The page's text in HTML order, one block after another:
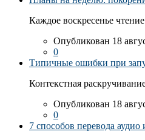
Каждое воскресенье
Опубликован 18
0
Типичные ошибки при
Контекстная
Опубликован 18
0
7 способов перевода аудио